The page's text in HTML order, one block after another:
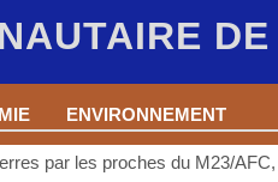
DE
ENVIRONNEMENT
par les proches du M23/